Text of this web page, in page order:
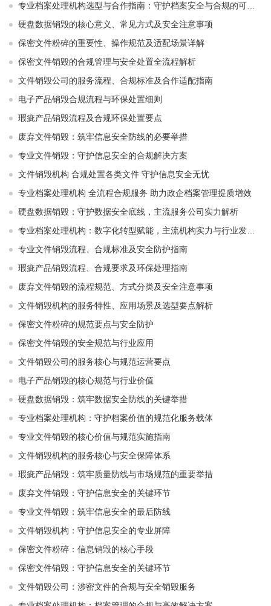
专业档案处理机构选型与合作指南：守护档案安全与合规的可靠伙伴
硬盘数据销毁的核心意义、常见方式及安全注意事项
保密文件粉碎的重要性、操作规范及适配场景详解
保密文件销毁的合规管理与安全处置全流程解析
文件销毁公司的服务流程、合规标准及合作适配指南
电子产品销毁合规流程与环保处置细则
瑕疵产品销毁流程及合规环保处置要点
废弃文件销毁：筑牢信息安全防线的必要举措
专业文件销毁：守护信息安全的合规解决方案
文件销毁机构 合规处置各类文件 守护信息安全无忧
专业档案处理机构 全流程合规服务 助力政企档案管理提质增效
硬盘数据销毁：守护数据安全底线，主流服务公司实力解析
专业档案处理机构：数字化转型赋能，主流机构实力与行业发展解析
专业文件销毁流程、合规标准及安全防护指南
瑕疵产品销毁流程、合规要求及环保处理指南
废弃文件销毁的流程规范、方式分类及安全注意事项
文件销毁机构的服务特性、应用场景及选型要点解析
保密文件粉碎的规范要点与安全防护
保密文件销毁的安全规范与行业应用
文件销毁公司的服务核心与规范运营要点
电子产品销毁的核心规范与行业价值
硬盘数据销毁：筑牢数据安全防线的关键举措
专业档案处理机构：守护档案价值的规范化服务载体
专业文件销毁的核心价值与规范实施指南
文件销毁机构的服务核心与安全保障体系
瑕疵产品销毁：筑牢质量防线与市场规范的重要举措
废弃文件销毁：守护信息安全的关键环节
专业文件销毁：筑牢信息安全的最后防线
文件销毁机构：守护信息安全的专业屏障
保密文件粉碎：信息销毁的核心手段
保密文件销毁：守护信息安全的关键环节
文件销毁公司：涉密文件的合规与安全销毁服务